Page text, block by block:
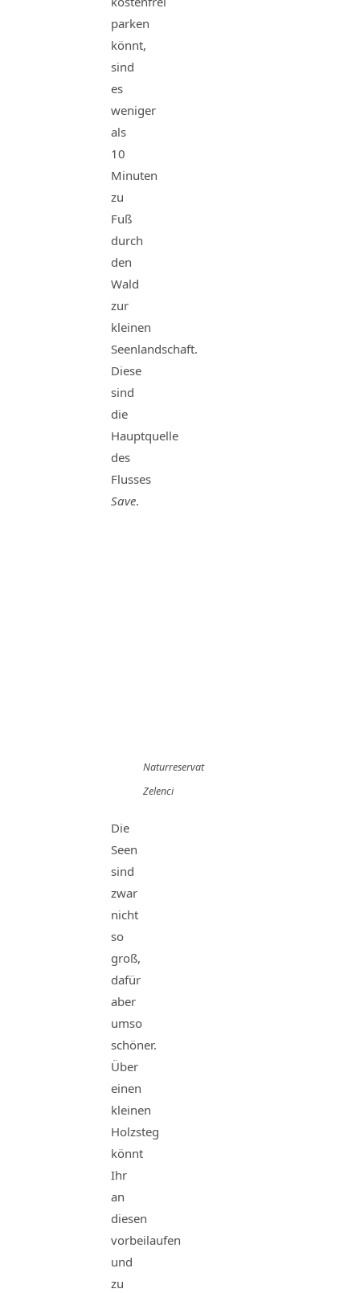
parken
könnt,
sind
es
weniger
als
10
Minuten
zu
Fuß
durch
den
Wald
zur
kleinen
Seenlandschaft.
Diese
sind
die
Hauptquelle
des
Flusses
Save.
Naturreservat
Zelenci
Die
Seen
sind
zwar
nicht
so
groß,
dafür
aber
umso
schöner.
Über
einen
kleinen
Holzsteg
könnt
Ihr
an
diesen
vorbeilaufen
und
zu